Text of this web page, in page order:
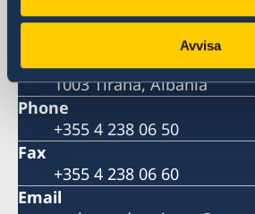
Avvisa
Postal address
Embassy of Sweden
1003 Tirana, Albania
Phone
+355 4 238 06 50
Fax
+355 4 238 06 60
Email